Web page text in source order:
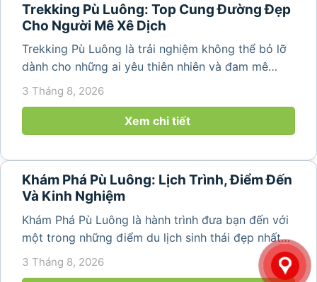
Trekking Pù Luông: Top Cung Đường Đẹp
Cho Người Mê Xê Dịch
Trekking Pù Luông là trải nghiệm không thể bỏ lỡ
dành cho những ai yêu thiên nhiên và đam mê
khám phá. Với những cung đường băng qua ruộng
và các thung lũng xanh mát, Pù...
3 Tháng 8, 2026
Xem chi tiết
Khám Phá Pù Luông: Lịch Trình, Điểm Đến
Và Kinh Nghiệm
Khám Phá Pù Luông là hành trình đưa bạn đến với
một trong những điểm du lịch sinh thái đẹp nhất
Thanh Hóa. Nơi đây nổi tiếng với ruộng bậc thang,
bản làng người Thái, thác nước, rừng nguyên sinh
3 Tháng 8, 2026